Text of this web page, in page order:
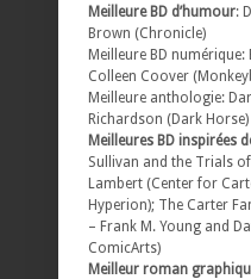
Meilleure BD d’humour:
Brown (Chronicle)
Meilleure BD numérique:
Colleen Coover
Meilleure anthologie:
Richardson (Dark Horse)
Meilleures BD inspirées
Sullivan and the Trials of
Lambert (Center for
Hyperion); The Carter
– Frank M. Young and
ComicArts)
Meilleur roman